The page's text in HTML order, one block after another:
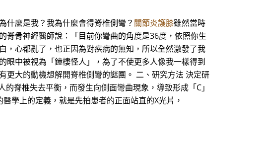
什麼是我？我為什麼會得脊椎側彎？ 關節炎護膝雖然當時
脊骨神經醫師說：「目前你彎曲的角度是36度，依照你生
，心都亂了，也正因為對疾病的無知，所以全然激發了我
眼中被視為「鐘樓怪人」，為了不使更多人像我一樣得到
更大的動機想解開脊椎側彎的謎團。 二、研究方法 決定研
椎失去平衡，而發生向側面彎曲現象，導致形成「C」
學上的定義，就是先拍患者的正面站直的X光片，